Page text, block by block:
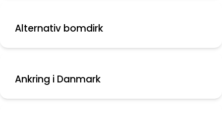
Alternativ bomdirk
Ankring i Danmark